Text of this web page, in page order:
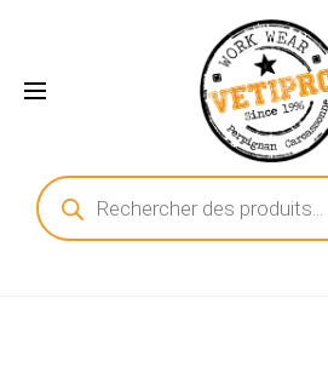
Recherche
de
produits